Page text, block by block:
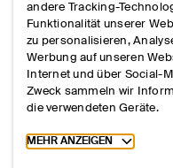
andere Tracking-
Funktionalität unserer
zu personalisieren,
Werbung auf unseren
Internet und über Social-
Zweck sammeln wir
die verwendeten Geräte.
Toggle more cookie
MEHR ANZEIGEN